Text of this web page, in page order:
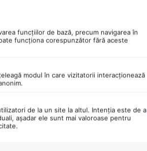
1Gb DDR3 (DVI si Display Port)
funcţiilor de bază, precum navigarea în
funcţiona corespunzător fără aceste
modul în care vizitatorii interacţionează
de la un site la altul. Intenţia este de a
aşadar ele sunt mai valoroase pentru